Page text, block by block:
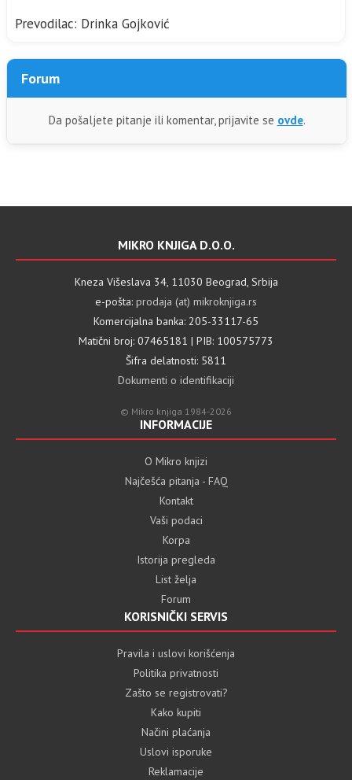
Prevodilac: Drinka Gojković
Forum
Da pošaljete pitanje ili komentar, prijavite se ovde.
MIKRO KNJIGA D.O.O.
Kneza Višeslava 34, 11030 Beograd, Srbija
e-pošta: prodaja (at) mikroknjiga.rs
Komercijalna banka: 205-33117-65
Matični broj: 07465181 | PIB: 100575773
Šifra delatnosti: 5811
Dokumenti o identifikaciji
© Mikro knjiga 1984-2026
INFORMACIJE
O Mikro knjizi
Najčešća pitanja - FAQ
Kontakt
Vaši podaci
Korpa
Istorija pregleda
List želja
Forum
KORISNIČKI SERVIS
Pravila i uslovi korišćenja
Politika privatnosti
Zašto se registrovati?
Kako kupiti
Načini plaćanja
Uslovi isporuke
Reklamacije